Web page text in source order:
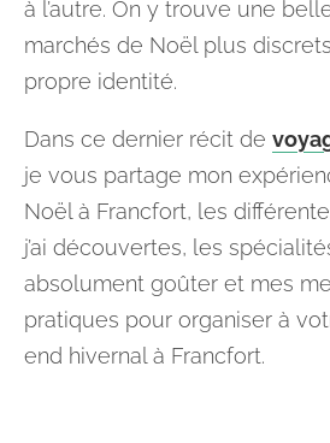
à l’autre. On y trouve une
marchés de Noël plus
propre identité.
Dans ce dernier récit de
je vous partage mon
Noël à Francfort, les
j’ai découvertes, les
absolument goûter et mes
pratiques pour organiser à
end hivernal à Francfort.